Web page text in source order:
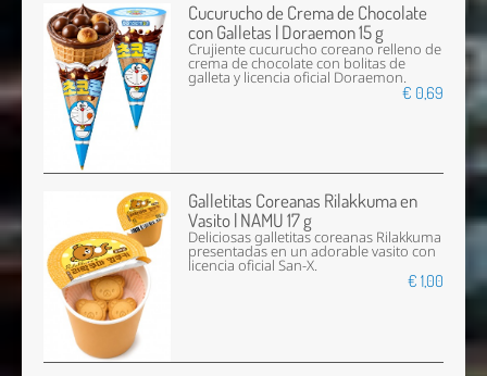
Cucurucho de Crema de Chocolate
con Galletas | Doraemon 15 g
Crujiente cucurucho coreano relleno de
crema de chocolate con bolitas de
galleta y licencia oficial Doraemon.
€ 0,69
Galletitas Coreanas Rilakkuma en
Vasito | NAMU 17 g
Deliciosas galletitas coreanas Rilakkuma
presentadas en un adorable vasito con
licencia oficial San-X.
€ 1,00